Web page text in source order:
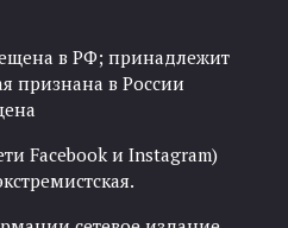
в РФ; принадлежит
признана в России
Facebook и Instagram)